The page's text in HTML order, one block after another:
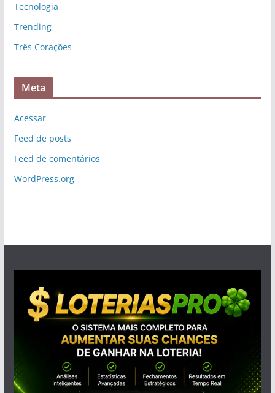
Tecnologia
Trending
Três Corações
Meta
Acessar
Feed de posts
Feed de comentários
WordPress.org